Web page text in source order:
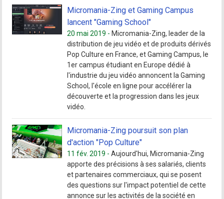
Micromania-Zing et Gaming Campus
lancent "Gaming School"
20 mai 2019 - Micromania-Zing, leader de la
distribution de jeu vidéo et de produits dérivés
Pop Culture en France, et Gaming Campus, le
1er campus étudiant en Europe dédié à
l'industrie du jeu vidéo annoncent la Gaming
School, l'école en ligne pour accélérer la
découverte et la progression dans les jeux
vidéo.
Micromania-Zing poursuit son plan
d'action "Pop Culture"
11 fév. 2019 -Aujourd'hui, Micromania-Zing
apporte des précisions à ses salariés, clients
et partenaires commerciaux, qui se posent
des questions sur l'impact potentiel de cette
annonce sur les activités de la société en